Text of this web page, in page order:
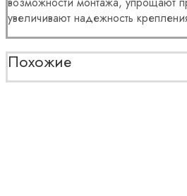
увеличивают надежность
Похожие